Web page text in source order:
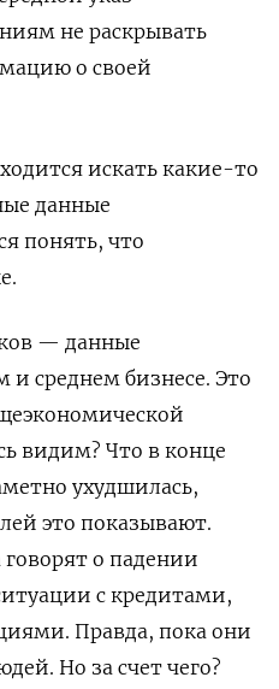
не раскрывать
о своей
искать какие-то
данные
понять, что
— данные
и среднем бизнесе. Это
видим? Что в конце
ухудшилась,
это показывают.
о падении
с кредитами,
Правда, пока они
Но за счет чего?